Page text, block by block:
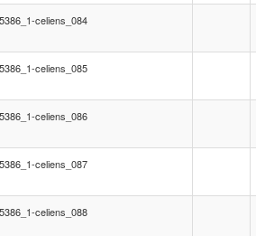
celiens_084
celiens_085
celiens_086
celiens_087
celiens_088